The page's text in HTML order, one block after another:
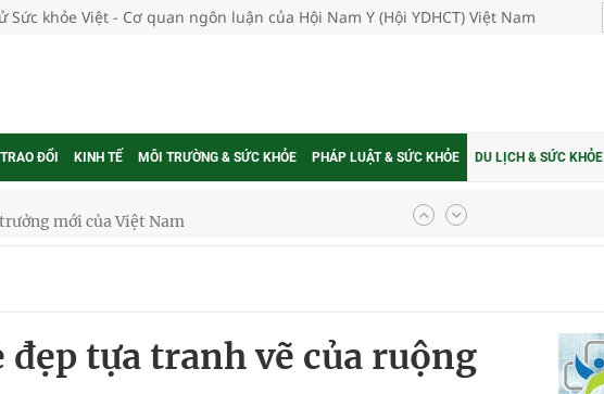
Sức khỏe Việt - Cơ quan ngôn luận của Hội Nam Y (Hội YDHCT) Việt Nam
ĐỔI KINH TẾ MÔI TRƯỜNG & SỨC KHỎE PHÁP LUẬT & SỨC KHỎE DU LỊCH & SỨC KHỎE
mới của Việt Nam
lực cho môi trường và cộng đồng
tựa tranh vẽ của ruộng